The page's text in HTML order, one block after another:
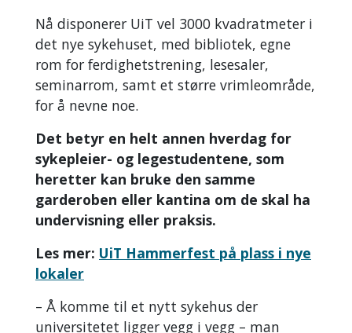
Nå disponerer UiT vel 3000 kvadratmeter i
det nye sykehuset, med bibliotek, egne
rom for ferdighetstrening, lesesaler,
seminarrom, samt et større vrimleområde,
for å nevne noe.
Det betyr en helt annen hverdag for
sykepleier- og legestudentene, som
heretter kan bruke den samme
garderoben eller kantina om de skal ha
undervisning eller praksis.
Les mer: UiT Hammerfest på plass i nye
lokaler
– Å komme til et nytt sykehus der
universitetet ligger vegg i vegg – man